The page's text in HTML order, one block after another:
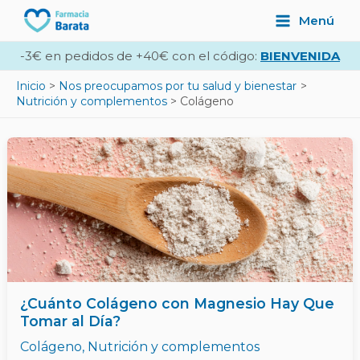
contenido
Main
Menu
Menú
-3€ en pedidos de +40€ con el código: BIENVENIDA
Inicio
Nos preocupamos por tu salud y bienestar
Nutrición y complementos
Colágeno
¿Cuánto Colágeno con Magnesio Hay Que
Tomar al Día?
Colágeno, Nutrición y complementos